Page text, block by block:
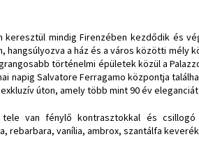
mindig Firenzében kezdődik és
hangsúlyozva a ház és a város közötti mély
történelmi épületek közül a
napig Salvatore Ferragamo központja
úton, amely több mint 90 év
van fénylő kontrasztokkal és csillogó
rebarbara, vanília, ambrox, szantálfa